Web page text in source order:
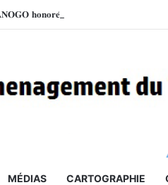
MÉDIAS CARTOGRAPHIE